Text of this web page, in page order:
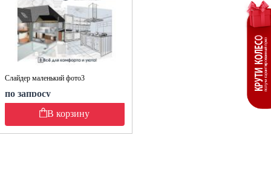
Слайдер маленький фото3
по запросу
В корзину